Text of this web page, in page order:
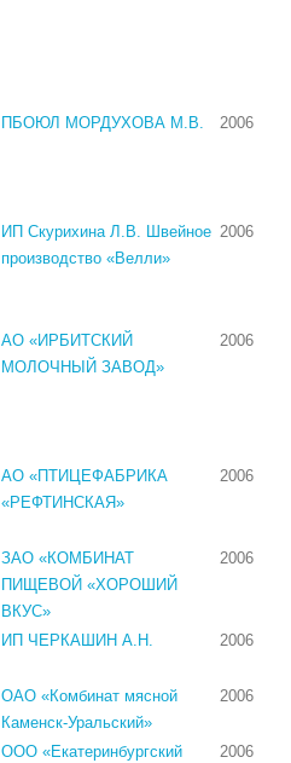
ПБОЮЛ МОРДУХОВА М.В. 2006
ИП Скурихина Л.В. Швейное
производство «Велли»
2006
АО «ИРБИТСКИЙ
МОЛОЧНЫЙ ЗАВОД»
2006
АО «ПТИЦЕФАБРИКА
«РЕФТИНСКАЯ»
2006
ЗАО «КОМБИНАТ
ПИЩЕВОЙ «ХОРОШИЙ
ВКУС»
2006
ИП ЧЕРКАШИН А.Н. 2006
ОАО «Комбинат мясной
Каменск-Уральский»
2006
ООО «Екатеринбургский
2006